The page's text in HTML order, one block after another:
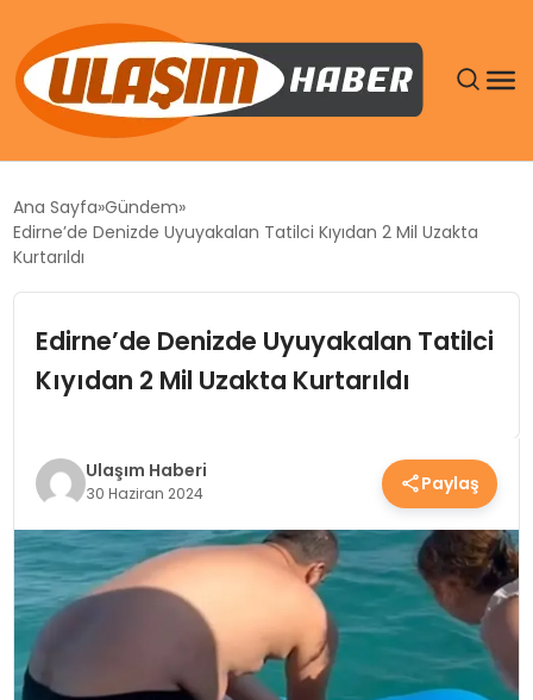
SIYASET
EKONOMI
TEKNOLOJI
SAĞLIK
YAŞAM
Ana Sayfa Gündem
Edirne’de Denizde Uyuyakalan Tatilci Kıyıdan 2 Mil Uzakta
Kurtarıldı
Edirne’de Denizde Uyuyakalan Tatilci
Kıyıdan 2 Mil Uzakta Kurtarıldı
Ulaşım Haberi
30 Haziran 2024 Paylaş